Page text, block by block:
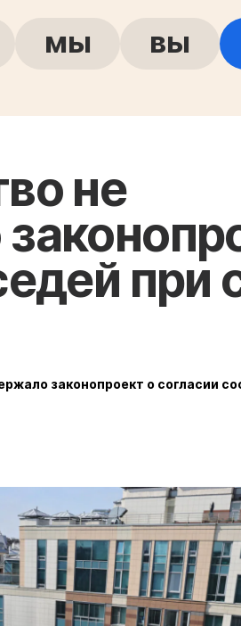
мы вы
не
при
законопроект о согласии